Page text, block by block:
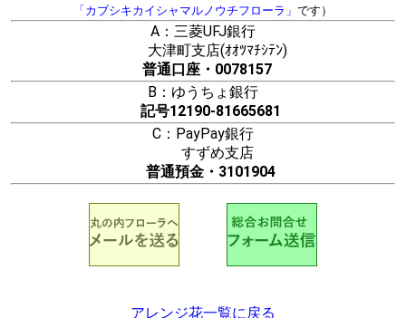
「カブシキカイシャマルノウチフローラ」 です）
A：三菱UFJ銀行
大津町支店(ｵｵﾂﾏﾁｼﾃﾝ)
普通口座・0078157
B：ゆうちょ銀行
記号12190-81665681
C：PayPay銀行
すずめ支店
普通預金・3101904
アレンジ花一覧に戻る